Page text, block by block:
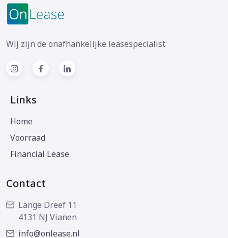
Wij zijn de onafhankelijke leasespecialist
Links
Home
Voorraad
Financial Lease
Contact
Lange Dreef 11
4131 NJ Vianen
info@onlease.nl